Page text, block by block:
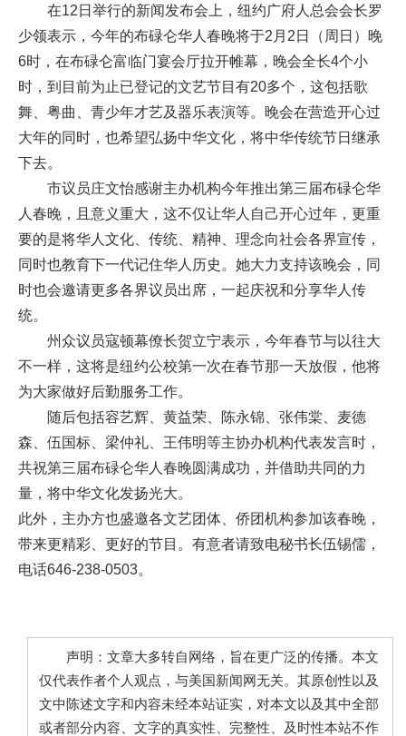
在12日举行的新闻发布会上，纽约广府人总会会长罗
少领表示，今年的布碌仑华人春晚将于2月2日（周日）晚
6时，在布碌仑富临门宴会厅拉开帷幕，晚会全长4个小
时，到目前为止已登记的文艺节目有20多个，这包括歌
舞、粤曲、青少年才艺及器乐表演等。晚会在营造开心过
大年的同时，也希望弘扬中华文化，将中华传统节日继承
下去。
市议员庄文怡感谢主办机构今年推出第三届布碌仑华
人春晚，且意义重大，这不仅让华人自己开心过年，更重
要的是将华人文化、传统、精神、理念向社会各界宣传，
同时也教育下一代记住华人历史。她大力支持该晚会，同
时也会邀请更多各界议员出席，一起庆祝和分享华人传
统。
州众议员寇顿幕僚长贺立宁表示，今年春节与以往大
不一样，这将是纽约公校第一次在春节那一天放假，他将
为大家做好后勤服务工作。
随后包括容艺辉、黄益荣、陈永锦、张伟棠、麦德
森、伍国标、梁仲礼、王伟明等主协办机构代表发言时，
共祝第三届布碌仑华人春晚圆满成功，并借助共同的力
量，将中华文化发扬光大。
此外，主办方也盛邀各文艺团体、侨团机构参加该春晚，
带来更精彩、更好的节目。有意者请致电秘书长伍锡儒，
电话646-238-0503。
声明：文章大多转自网络，旨在更广泛的传播。本文
仅代表作者个人观点，与美国新闻网无关。其原创性以及
文中陈述文字和内容未经本站证实，对本文以及其中全部
或者部分内容、文字的真实性、完整性、及时性本站不作